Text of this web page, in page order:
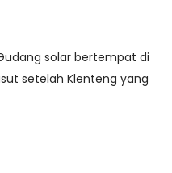
solar bertempat di
setelah Klenteng yang